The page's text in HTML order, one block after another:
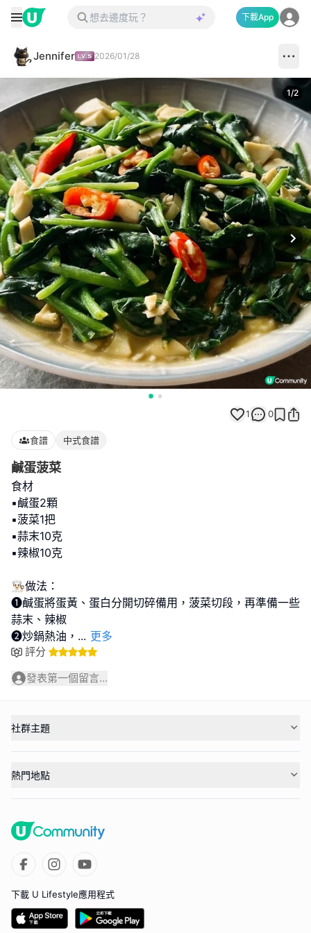
下載App
Jennifer 2026/01/28
1/2
1 0
食譜 中式食譜
鹹蛋菠菜
食材
▪︎鹹蛋2顆
▪︎菠菜1把
▪︎蒜末10克
▪︎辣椒10克
👨🏻‍🍳做法：
❶鹹蛋將蛋黃、蛋白分開切碎備用，菠菜切段，再準備一些
蒜末、辣椒
❷炒鍋熱油， ... 更多
評分
發表第一個留言...
社群主題
熱門地點
下載 U Lifestyle應用程式